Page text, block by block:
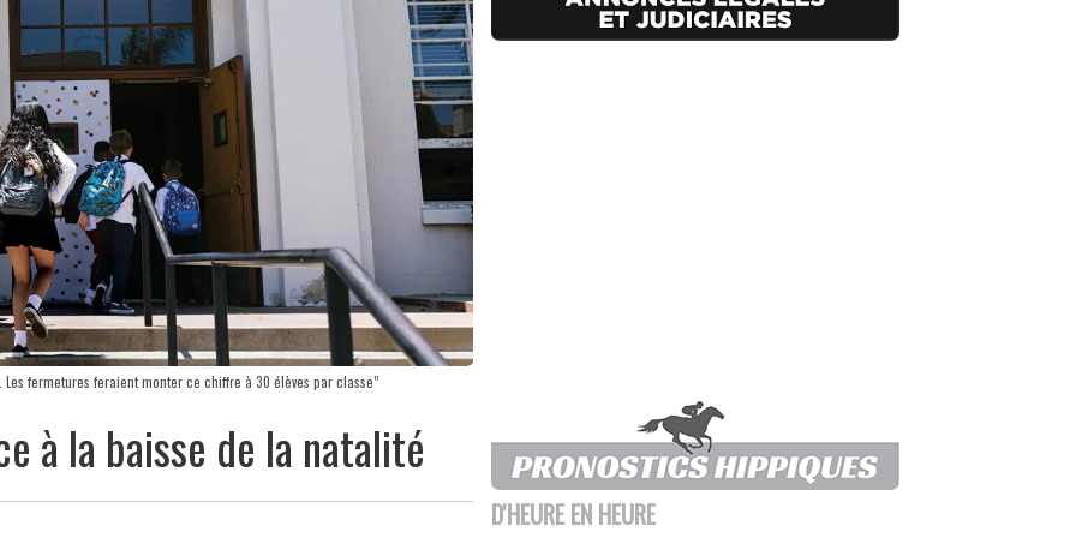
fermetures feraient monter ce chiffre à 30 élèves par classe”
à la baisse de la natalité
D'HEURE EN HEURE